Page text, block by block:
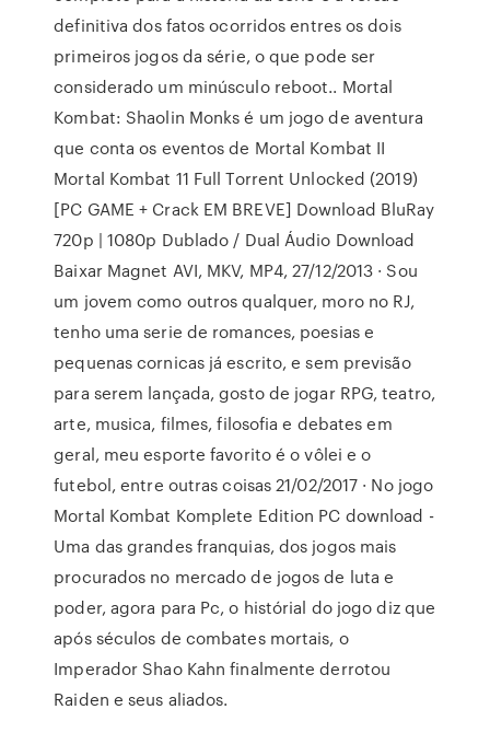
definitiva dos fatos ocorridos entres os dois
primeiros jogos da série, o que pode ser
considerado um minúsculo reboot.. Mortal
Kombat: Shaolin Monks é um jogo de aventura
que conta os eventos de Mortal Kombat II
Mortal Kombat 11 Full Torrent Unlocked (2019)
[PC GAME + Crack EM BREVE] Download BluRay
720p | 1080p Dublado / Dual Áudio Download
Baixar Magnet AVI, MKV, MP4, 27/12/2013 · Sou
um jovem como outros qualquer, moro no RJ,
tenho uma serie de romances, poesias e
pequenas cornicas já escrito, e sem previsão
para serem lançada, gosto de jogar RPG, teatro,
arte, musica, filmes, filosofia e debates em
geral, meu esporte favorito é o vôlei e o
futebol, entre outras coisas 21/02/2017 · No jogo
Mortal Kombat Komplete Edition PC download -
Uma das grandes franquias, dos jogos mais
procurados no mercado de jogos de luta e
poder, agora para Pc, o histórial do jogo diz que
após séculos de combates mortais, o
Imperador Shao Kahn finalmente derrotou
Raiden e seus aliados.